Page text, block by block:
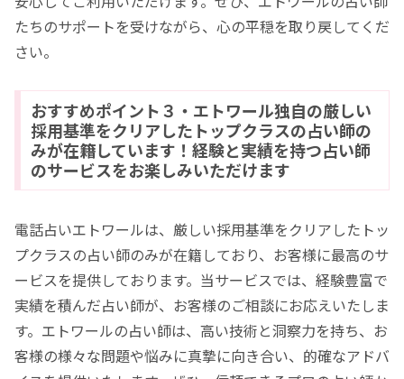
たちのサポートを受けながら、心の平穏を取り戻してくだ
さい。
おすすめポイント３・エトワール独自の厳しい
採用基準をクリアしたトップクラスの占い師の
みが在籍しています！経験と実績を持つ占い師
のサービスをお楽しみいただけます
電話占いエトワールは、厳しい採用基準をクリアしたトッ
プクラスの占い師のみが在籍しており、お客様に最高のサ
ービスを提供しております。当サービスでは、経験豊富で
実績を積んだ占い師が、お客様のご相談にお応えいたしま
す。エトワールの占い師は、高い技術と洞察力を持ち、お
客様の様々な問題や悩みに真摯に向き合い、的確なアドバ